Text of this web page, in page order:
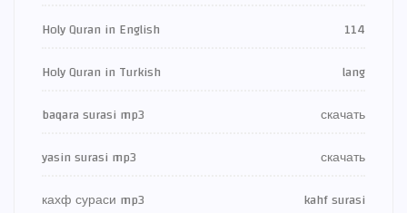
Holy Quran in English
114
Holy Quran in Turkish
lang
baqara surasi mp3
скачать
yasin surasi mp3
скачать
кахф сураси mp3
kahf surasi